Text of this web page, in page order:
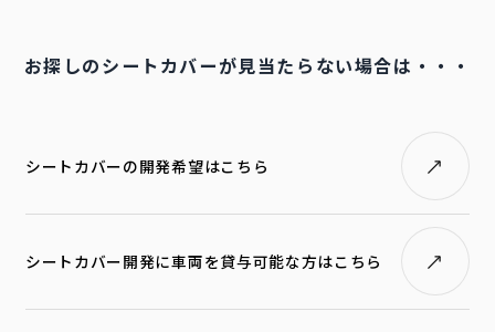
お探しのシートカバーが見当たらない場合は・・・
シートカバーの開発希望はこちら
シートカバー開発に車両を貸与可能な方はこちら